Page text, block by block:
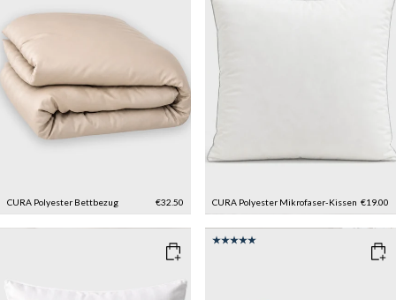
CURA Polyester Bettbezug €32.50 CURA Polyester Mikrofaser-Kissen €19.00